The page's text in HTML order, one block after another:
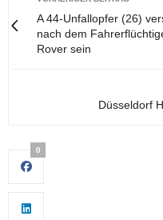
A 44-Unfallopfer (26)
nach dem
Rover sein
Düsseldorf
0